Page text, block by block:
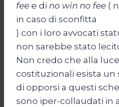
fee e di no win no fee (
in caso di sconfitta
) con i loro avvocati
non sarebbe stato
Non credo che alla
costituzionali esista un
di opporsi a questi
sono iper-collaudati in